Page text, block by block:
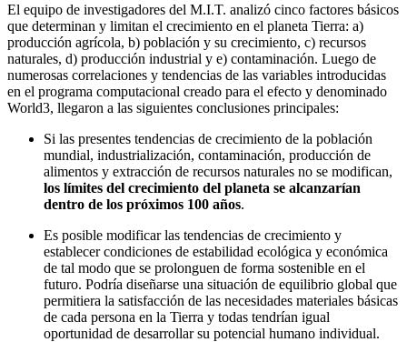
El equipo de investigadores del M.I.T. analizó cinco factores básicos
que determinan y limitan el crecimiento en el planeta Tierra: a)
producción agrícola, b) población y su crecimiento, c) recursos
naturales, d) producción industrial y e) contaminación. Luego de
numerosas correlaciones y tendencias de las variables introducidas
en el programa computacional creado para el efecto y denominado
World3, llegaron a las siguientes conclusiones principales:
Si las presentes tendencias de crecimiento de la población
mundial, industrialización, contaminación, producción de
alimentos y extracción de recursos naturales no se modifican,
los límites del crecimiento del planeta se alcanzarían
dentro de los próximos 100 años.
Es posible modificar las tendencias de crecimiento y
establecer condiciones de estabilidad ecológica y económica
de tal modo que se prolonguen de forma sostenible en el
futuro. Podría diseñarse una situación de equilibrio global que
permitiera la satisfacción de las necesidades materiales básicas
de cada persona en la Tierra y todas tendrían igual
oportunidad de desarrollar su potencial humano individual.